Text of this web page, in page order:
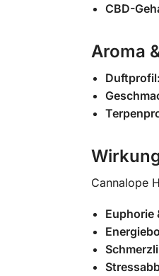
CBD-
Aroma
Duftprofil:
Cannalope
Euphorie